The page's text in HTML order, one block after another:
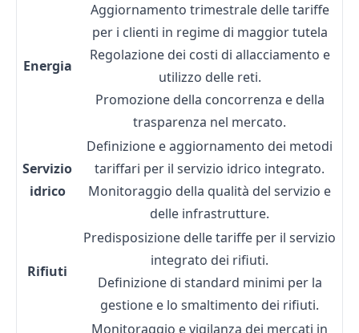
Energia
Aggiornamento trimestrale delle tariffe
per i clienti in regime di maggior tutela
Regolazione dei costi di allacciamento e
utilizzo delle reti.
Promozione della concorrenza e della
trasparenza nel mercato.
Servizio
idrico
Definizione e aggiornamento dei metodi
tariffari per il servizio idrico integrato.
Monitoraggio della qualità del servizio e
delle infrastrutture.
Rifiuti
Predisposizione delle tariffe per il servizio
integrato dei rifiuti.
Definizione di standard minimi per la
gestione e lo smaltimento dei rifiuti.
Monitoraggio e vigilanza dei mercati in